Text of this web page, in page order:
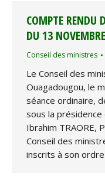
COMPTE RENDU
DU 13
Conseil des ministres
Le Conseil des
Ouagadougou, le
séance ordinaire,
sous la présidence
Ibrahim TRAORE,
Conseil des
inscrits à son